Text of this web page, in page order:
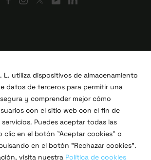
Proyectos I+D+i
Legal
L. utiliza dispositivos de almacenamiento
datos de terceros para permitir una
y comprender mejor cómo
con el sitio web con el fin de
Puedes aceptar todas las
clic en el botón "Aceptar cookies" o
en el botón "Rechazar cookies".
visita nuestra Política de cookies